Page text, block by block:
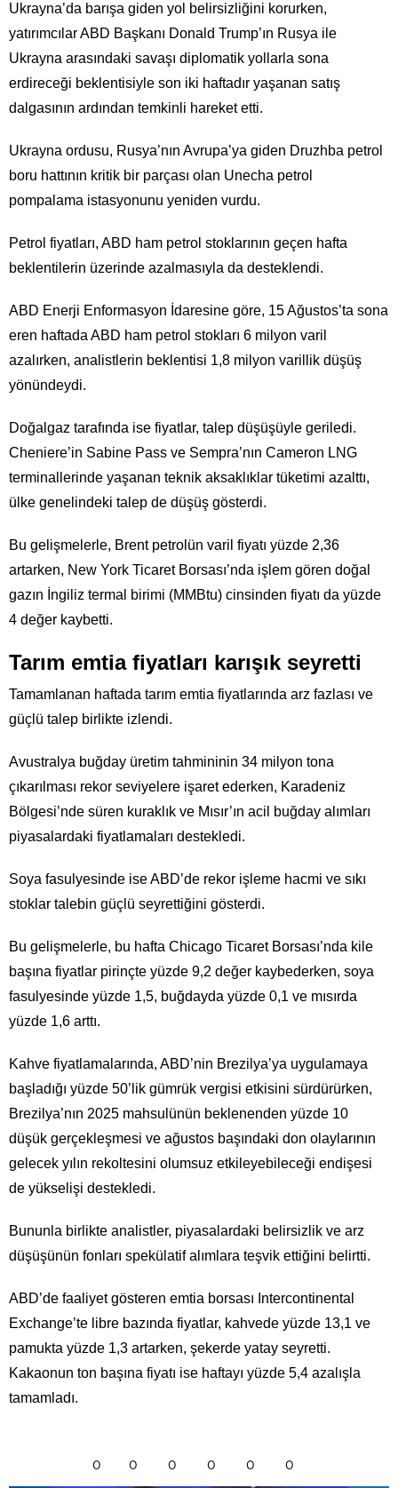
Ukrayna’da barışa giden yol belirsizliğini korurken,
yatırımcılar ABD Başkanı Donald Trump’ın Rusya ile
Ukrayna arasındaki savaşı diplomatik yollarla sona
erdireceği beklentisiyle son iki haftadır yaşanan satış
dalgasının ardından temkinli hareket etti.
Ukrayna ordusu, Rusya’nın Avrupa’ya giden Druzhba petrol
boru hattının kritik bir parçası olan Unecha petrol
pompalama istasyonunu yeniden vurdu.
Petrol fiyatları, ABD ham petrol stoklarının geçen hafta
beklentilerin üzerinde azalmasıyla da desteklendi.
ABD Enerji Enformasyon İdaresine göre, 15 Ağustos’ta sona
eren haftada ABD ham petrol stokları 6 milyon varil
azalırken, analistlerin beklentisi 1,8 milyon varillik düşüş
yönündeydi.
Doğalgaz tarafında ise fiyatlar, talep düşüşüyle geriledi.
Cheniere’in Sabine Pass ve Sempra’nın Cameron LNG
terminallerinde yaşanan teknik aksaklıklar tüketimi azalttı,
ülke genelindeki talep de düşüş gösterdi.
Bu gelişmelerle, Brent petrolün varil fiyatı yüzde 2,36
artarken, New York Ticaret Borsası’nda işlem gören doğal
gazın İngiliz termal birimi (MMBtu) cinsinden fiyatı da yüzde
4 değer kaybetti.
Tarım emtia fiyatları karışık seyretti
Tamamlanan haftada tarım emtia fiyatlarında arz fazlası ve
güçlü talep birlikte izlendi.
Avustralya buğday üretim tahmininin 34 milyon tona
çıkarılması rekor seviyelere işaret ederken, Karadeniz
Bölgesi’nde süren kuraklık ve Mısır’ın acil buğday alımları
piyasalardaki fiyatlamaları destekledi.
Soya fasulyesinde ise ABD’de rekor işleme hacmi ve sıkı
stoklar talebin güçlü seyrettiğini gösterdi.
Bu gelişmelerle, bu hafta Chicago Ticaret Borsası’nda kile
başına fiyatlar pirinçte yüzde 9,2 değer kaybederken, soya
fasulyesinde yüzde 1,5, buğdayda yüzde 0,1 ve mısırda
yüzde 1,6 arttı.
Kahve fiyatlamalarında, ABD’nin Brezilya’ya uygulamaya
başladığı yüzde 50’lik gümrük vergisi etkisini sürdürürken,
Brezilya’nın 2025 mahsulünün beklenenden yüzde 10
düşük gerçekleşmesi ve ağustos başındaki don olaylarının
gelecek yılın rekoltesini olumsuz etkileyebileceği endişesi
de yükselişi destekledi.
Bununla birlikte analistler, piyasalardaki belirsizlik ve arz
düşüşünün fonları spekülatif alımlara teşvik ettiğini belirtti.
ABD’de faaliyet gösteren emtia borsası Intercontinental
Exchange’te libre bazında fiyatlar, kahvede yüzde 13,1 ve
pamukta yüzde 1,3 artarken, şekerde yatay seyretti.
Kakaonun ton başına fiyatı ise haftayı yüzde 5,4 azalışla
tamamladı.
0 0 0 0 0 0